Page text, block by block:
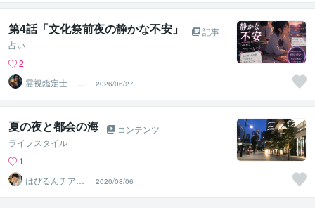
第4話「文化祭前夜の静かな不安」
記事
占い
2
霊視鑑定士 昴
流（すばる）※ブ
ログ更新中
2026/06/27
夏の夜と都会の海
コンテンツ
ライフスタイル
1
はぴるんチアボ
ーイ✨長谷部悠
斗
2020/08/06